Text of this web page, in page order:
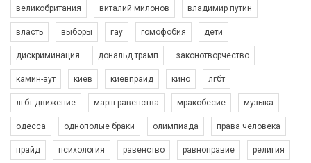
Зупинимо насильство проти ЛГБТ в Україні! Stop violence against LGBT in Ukraine!
6/30/2017
Емоційний та вражаючий промо-ролік на конкурс PACT, який
представляє програму "Гей-альянс Україна" з протидії
великобритания виталий милонов владимир путин
власть выборы гау гомофобия дети
дискриминация дональд трамп законотворчество
камин-аут киев киевпрайд кино лгбт
лгбт-движение марш равенства мракобесие музыка
одесса однополые браки олимпиада права человека
прайд психология равенство равноправие религия